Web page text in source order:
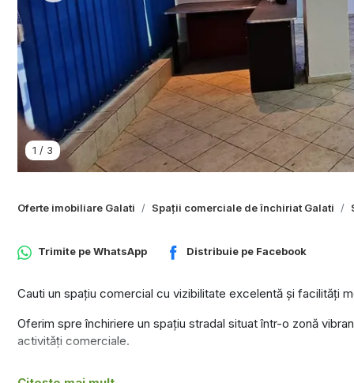
1 / 3
Oferte imobiliare Galati Spații comerciale de închiriat Galati
Trimite peWhatsApp Distribuie pe Facebook
Cauti un spațiu comercial cu vizibilitate excelentă și facilități
Oferim spre închiriere un spațiu stradal situat într-o zonă
activități comerciale.